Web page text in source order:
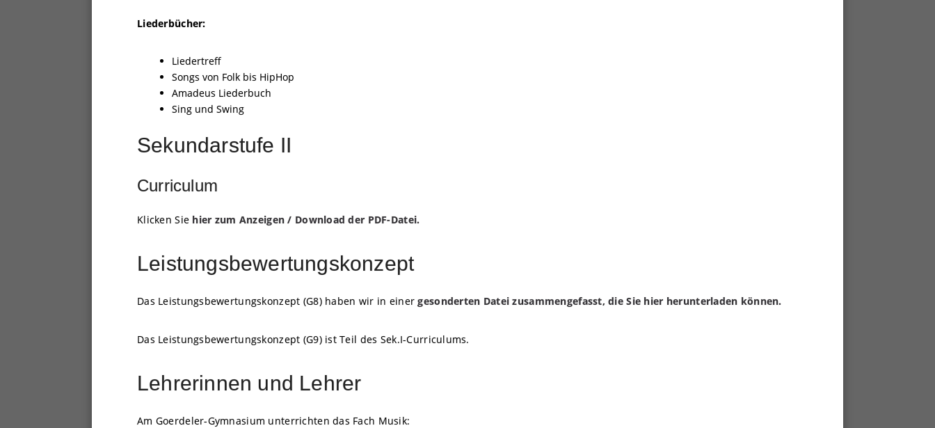
Liederbücher:
Liedertreff
Songs von Folk bis HipHop
Amadeus Liederbuch
Sing und Swing
Sekundarstufe II
Curriculum
Klicken Sie hier zum Anzeigen / Download der PDF-Datei.
Leistungsbewertungskonzept
Das Leistungsbewertungskonzept (G8) haben wir in einergesonderten Datei zusammengefasst, die Sie hier herunterladen können.
Das Leistungsbewertungskonzept (G9) ist Teil des Sek.I-Curriculums.
Lehrerinnen und Lehrer
Am Goerdeler-Gymnasium unterrichten das Fach Musik: